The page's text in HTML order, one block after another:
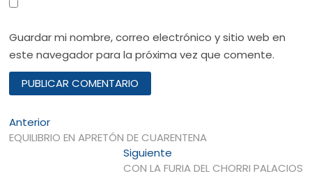
Guardar mi nombre, correo electrónico y sitio web en
este navegador para la próxima vez que comente.
Navegación
de
AnteriorEntrada
anterior:
EQUILIBRIO EN APRETÓN DE CUARENTENA
SiguienteEntrada
siguiente:
CON LA FURIA DEL CHORRI PALACIOS